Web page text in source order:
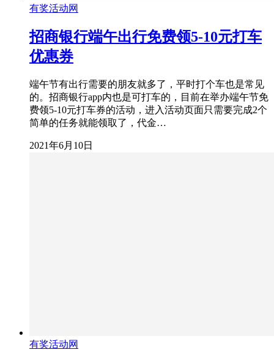
有奖活动网
招商银行端午出行免费领5-10元打车
优惠券
端午节有出行需要的朋友就多了，平时打个车也是常见
的。招商银行app内也是可打车的，目前在举办端午节免
费领5-10元打车券的活动，进入活动页面只需要完成2个
简单的任务就能领取了，代金…
2021年6月10日
有奖活动网